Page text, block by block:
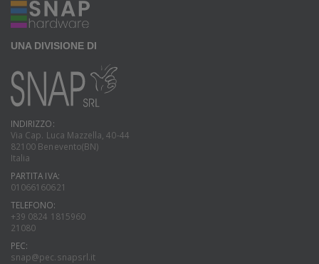
UNA DIVISIONE DI
INDIRIZZO:
Via Cap. Luca Mazzella, 40-44
82100 Benevento(BN)
Italia
PARTITA IVA:
01066160621
TELEFONO:
+39 0824 1815960
21080
PEC:
snap@pec.snapsrl.it